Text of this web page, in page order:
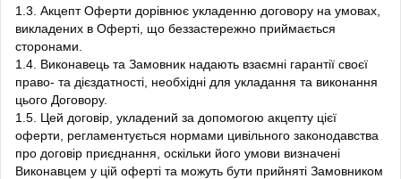
1.3. Акцепт Оферти дорівнює укладенню договору на умовах,
викладених в Оферті, що беззастережно приймається
сторонами.
1.4. Виконавець та Замовник надають взаємні гарантії своєї
право- та дієздатності, необхідні для укладання та виконання
цього Договору.
1.5. Цей договір, укладений за допомогою акцепту цієї
оферти, регламентується нормами цивільного законодавства
про договір приєднання, оскільки його умови визначені
Виконавцем у цій оферті та можуть бути прийняті Замовником